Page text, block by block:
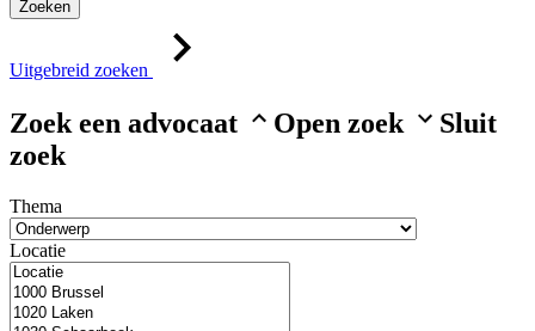
Zoeken
Uitgebreid zoeken
Zoek een advocaat Open zoek
Sluit
zoek
Thema
Locatie